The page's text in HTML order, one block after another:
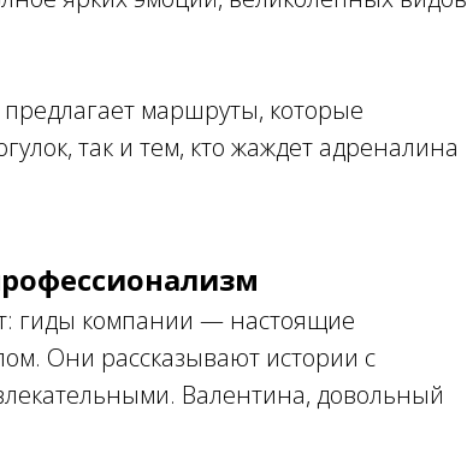
маршруты, которые
так и тем, кто жаждет адреналина
гиды компании — настоящие
Они рассказывают истории с
Валентина, довольный